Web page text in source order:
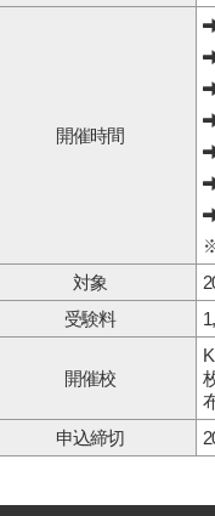
開催時間
対象
受験料
開催校
申込締切